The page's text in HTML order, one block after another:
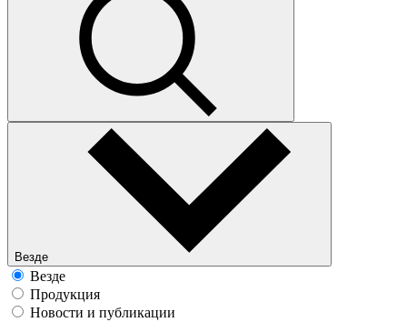
Везде
Везде
Продукция
Новости и публикации